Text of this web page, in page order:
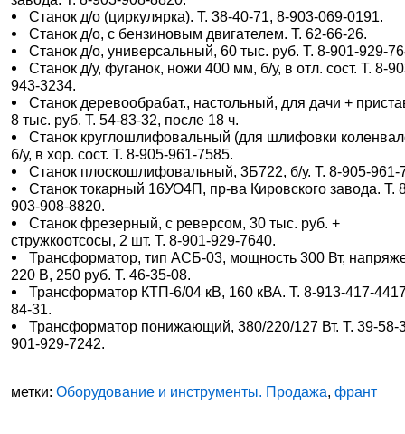
Станок д/о (циркулярка). Т. 38-40-71, 8-903-069-0191.
Станок д/о, с бензиновым двигателем. Т. 62-66-26.
Станок д/о, универсальный, 60 тыс. руб. Т. 8-901-929-
Станок д/у, фуганок, ножи 400 мм, б/у, в отл. сост. Т. 8-
943-3234.
Станок деревообрабат., настольный, для дачи +
8 тыс. руб. Т. 54-83-32, после 18 ч.
Станок круглошлифовальный (для шлифовки
б/у, в хор. сост. Т. 8-905-961-7585.
Станок плоскошлифовальный, 3Б722, б/у. Т. 8-905-961-
Станок токарный 16УО4П, пр-ва Кировского завода. Т.
903-908-8820.
Станок фрезерный, с реверсом, 30 тыс. руб. +
стружкоотсосы, 2 шт. Т. 8-901-929-7640.
Трансформатор, тип АСБ-03, мощность 300 Вт,
220 В, 250 руб. Т. 46-35-08.
Трансформатор КТП-6/04 кВ, 160 кВА. Т. 8-913-417-
84-31.
Трансформатор понижающий, 380/220/127 Вт. Т. 39-58-
901-929-7242.
метки:Оборудование и инструменты. Продажа,франт